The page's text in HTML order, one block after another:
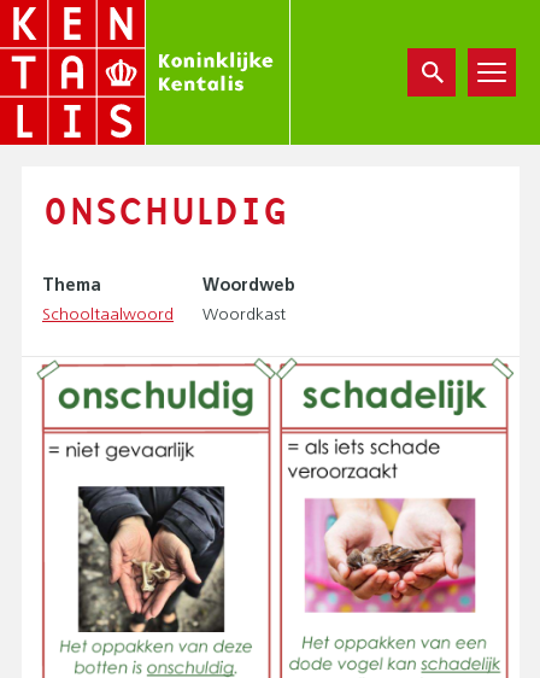
Overslaan
en
de
inhoud
ONSCHULDIG
Thema
Schooltaalwoord
Woordweb
Woordkast